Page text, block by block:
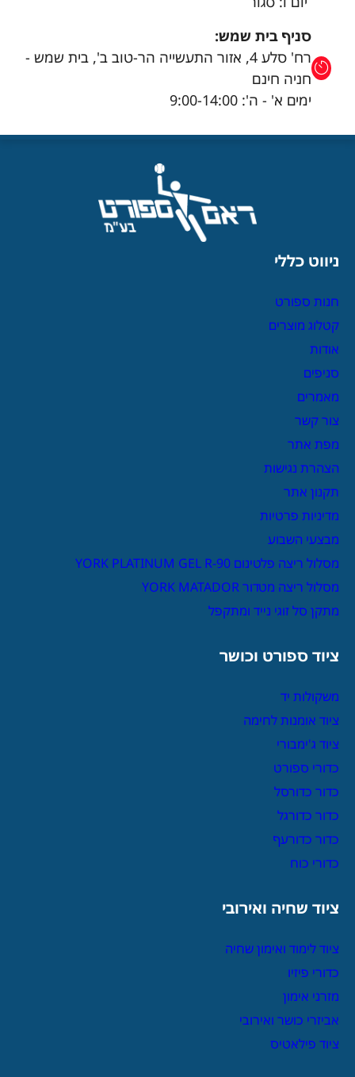
סניף בית שמש:
רח' סלע 4, אזור התעשייה הר-טוב ב', בית שמש -
חניה חינם
ימים א' - ה': 9:00-14:00
ניווט כללי
חנות ספורט
קטלוג מוצרים
אודות
סניפים
מאמרים
צור קשר
מפת אתר
הצהרת נגישות
תקנון אתר
מדיניות פרטיות
מבצעי השבוע
מסלול ריצה פלטינום YORK PLATINUM GEL R-90
מסלול ריצה מטדור YORK MATADOR
מתקן סל זוגי נייד ומתקפל
ציוד ספורט וכושר
משקולות יד
ציוד אומנות לחימה
ציוד ג'ימבורי
כדורי ספורט
כדור כדורסל
כדור כדורגל
כדור כדורעף
כדורי כוח
ציוד שחיה ואירובי
ציוד לימוד ואימון שחיה
כדורי פיזיו
מזרני אימון
אביזרי כושר ואירובי
ציוד פילאטיס